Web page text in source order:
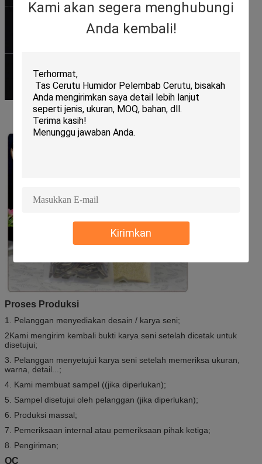
Kami akan segera menghubungi
Anda kembali!
Kirimkan
Proses Produksi
1. Pelanggan menyediakan desain / karya seni;
2Kami mengirim kembali bukti karya seni setelah dicetak untuk
disetujui;
3. Pelanggan menyetujui karya seni setelah memeriksa ukuran,
warna, detail...;
4. Kami membuat sampel ((jika diperlukan);
5. Sampel disetujui oleh pelanggan (jika diperlukan);
6. Produksi massal;
7. Pemeriksaan internal atau pemeriksaan pihak ketiga;
8. Pengiriman;
QC